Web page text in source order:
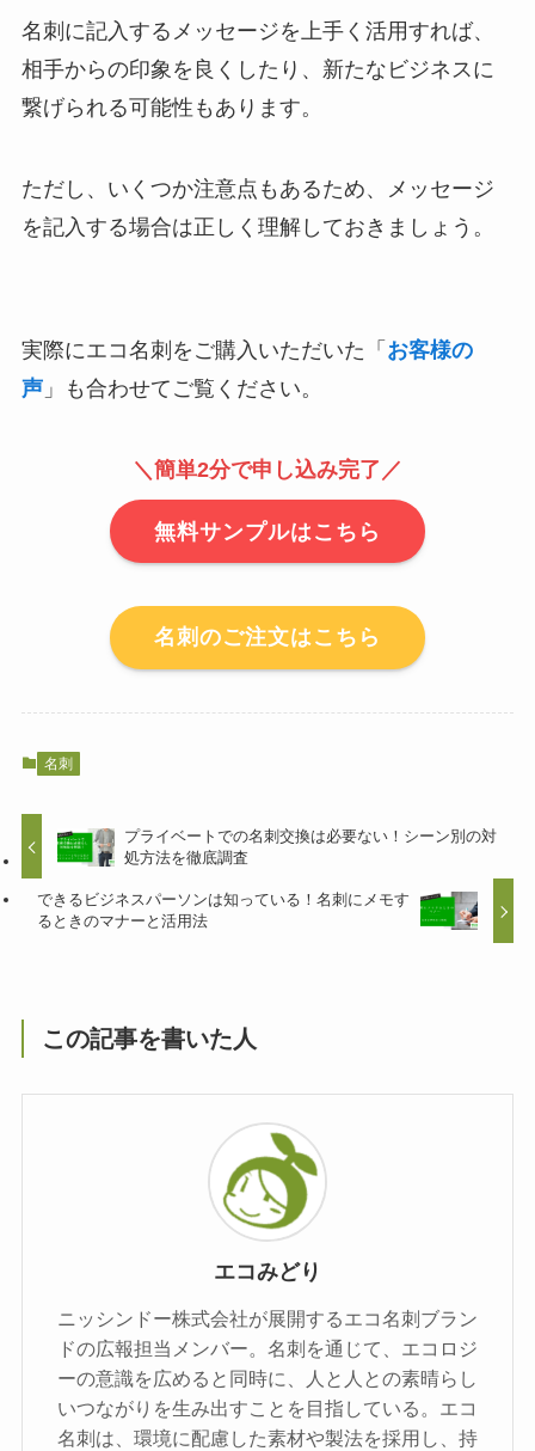
名刺に記入するメッセージを上手く活用すれば、
相手からの印象を良くしたり、新たなビジネスに
繋げられる可能性もあります。
ただし、いくつか注意点もあるため、メッセージ
を記入する場合は正しく理解しておきましょう。
実際にエコ名刺をご購入いただいた「 お客様の
声」も合わせてご覧ください。
＼簡単2分で申し込み完了／
無料サンプルはこちら
名刺のご注文はこちら
名刺
プライベートでの名刺交換は必要ない！シーン別の対
処方法を徹底調査
できるビジネスパーソンは知っている！名刺にメモす
るときのマナーと活用法
この記事を書いた人
エコみどり
ニッシンドー株式会社が展開するエコ名刺ブラン
ドの広報担当メンバー。名刺を通じて、エコロジ
ーの意識を広めると同時に、人と人との素晴らし
いつながりを生み出すことを目指している。エコ
名刺は、環境に配慮した素材や製法を採用し、持